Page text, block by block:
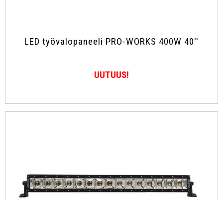
LED työvalopaneeli PRO-WORKS 400W 40''
UUTUUS!